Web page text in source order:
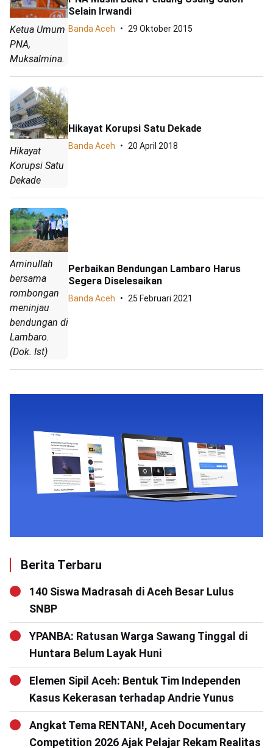
Ketua Umum
PNA,
Muksalmina.
Selain Irwandi
Banda Aceh 29 Oktober 2015
Hikayat
Korupsi Satu
Dekade
Hikayat Korupsi Satu Dekade
Banda Aceh 20 April 2018
Aminullah
bersama
rombongan
meninjau
bendungan di
Lambaro.
(Dok. Ist)
Perbaikan Bendungan Lambaro Harus
Segera Diselesaikan
Banda Aceh 25 Februari 2021
Berita Terbaru
140 Siswa Madrasah di Aceh Besar Lulus
SNBP
YPANBA: Ratusan Warga Sawang Tinggal di
Huntara Belum Layak Huni
Elemen Sipil Aceh: Bentuk Tim Independen
Kasus Kekerasan terhadap Andrie Yunus
Angkat Tema RENTAN!, Aceh Documentary
Competition 2026 Ajak Pelajar Rekam Realitas